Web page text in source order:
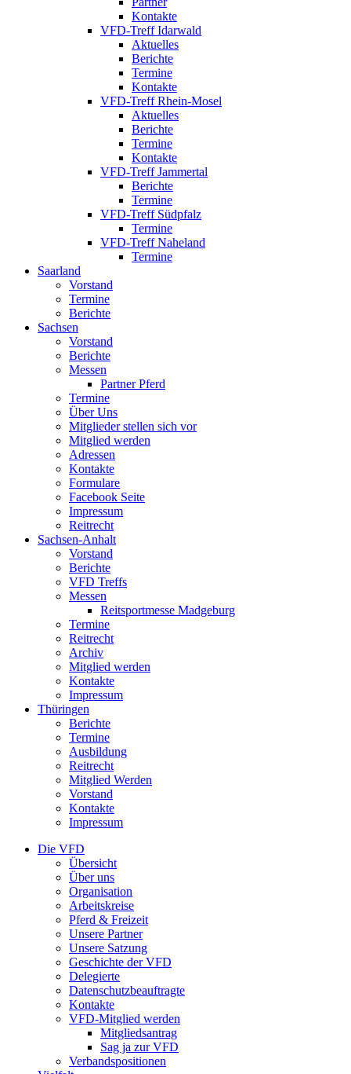
Kontakte
VFD-Treff Idarwald
Aktuelles
Berichte
Termine
Kontakte
VFD-Treff Rhein-Mosel
Aktuelles
Berichte
Termine
Kontakte
VFD-Treff Jammertal
Berichte
Termine
VFD-Treff Südpfalz
Termine
VFD-Treff Naheland
Termine
Saarland
Vorstand
Termine
Berichte
Sachsen
Vorstand
Berichte
Messen
Partner Pferd
Termine
Über Uns
Mitglieder stellen sich vor
Mitglied werden
Adressen
Kontakte
Formulare
Facebook Seite
Impressum
Reitrecht
Sachsen-Anhalt
Vorstand
Berichte
VFD Treffs
Messen
Reitsportmesse Madgeburg
Termine
Reitrecht
Archiv
Mitglied werden
Kontakte
Impressum
Thüringen
Berichte
Termine
Ausbildung
Reitrecht
Mitglied Werden
Vorstand
Kontakte
Impressum
Die VFD
Übersicht
Über uns
Organisation
Arbeitskreise
Pferd & Freizeit
Unsere Partner
Unsere Satzung
Geschichte der VFD
Delegierte
Datenschutzbeauftragte
Kontakte
VFD-Mitglied werden
Mitgliedsantrag
Sag ja zur VFD
Verbandspositionen